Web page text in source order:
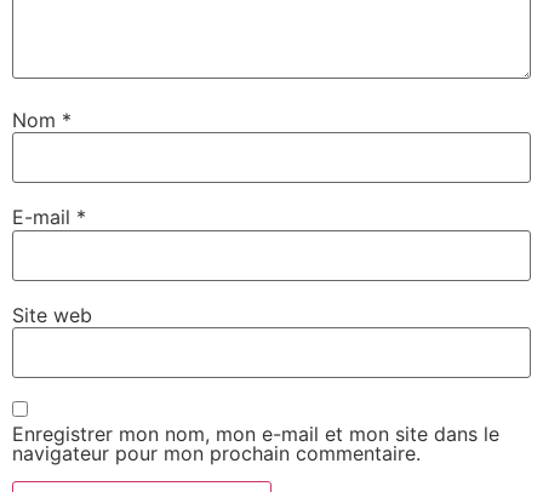
Nom *
E-mail *
Site web
Enregistrer mon nom, mon e-mail et mon site dans le
navigateur pour mon prochain commentaire.